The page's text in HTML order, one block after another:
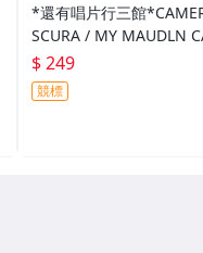
*還有唱片行三館
SCURA / MY MAUDLN
R 全新 ZZ21252
$ 249
競標